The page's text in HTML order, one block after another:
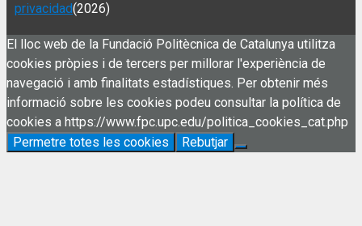
privacidad(2026)
El lloc web de la Fundació Politècnica de Catalunya utilitza
cookies pròpies i de tercers per millorar l'experiència de
navegació i amb finalitats estadístiques. Per obtenir més
informació sobre les cookies podeu consultar la política de
cookies a https://www.fpc.upc.edu/politica_cookies_cat.php
Permetre totes les cookies
Rebutjar